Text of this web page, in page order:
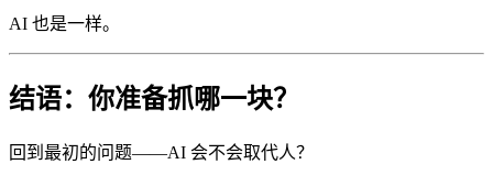
AI 也是一样。
结语：你准备抓哪一块？
回到最初的问题——AI 会不会取代人？